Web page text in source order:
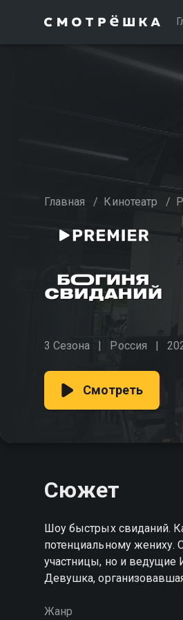
Главная / Кинотеатр /
3 Сезона Россия
Смотреть
Сюжет
Шоу быстрых свиданий.
потенциальному жениху.
участницы, но и ведущие
Девушка,
Жанр